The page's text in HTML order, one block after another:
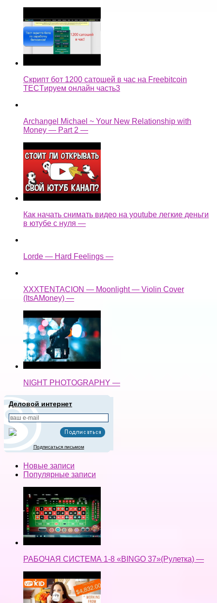
Скрипт бот 1200 сатошей в час на Freebitcoin
TECTируем онлайн часть3
Archangel Michael ~ Your New Relationship with
Money — Part 2 —
Как начать снимать видео на youtube легкие деньги
в ютубе с нуля —
Lorde — Hard Feelings —
XXXTENTACION — Moonlight — Violin Cover
(ItsAMoney) —
NIGHT PHOTOGRAPHY —
Деловой интернет
Подписаться письмом
Новые записи
Популярные записи
РАБОЧАЯ СИСТЕМА 1-8 «BINGO 37»(Рулетка) —